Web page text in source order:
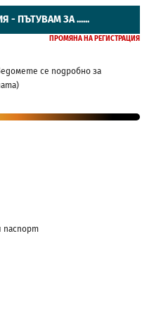
- ПЪТУВАМ ЗА ......
ПРОМЯНА НА РЕГИСТРАЦИЯ
се подробно за
паспорт